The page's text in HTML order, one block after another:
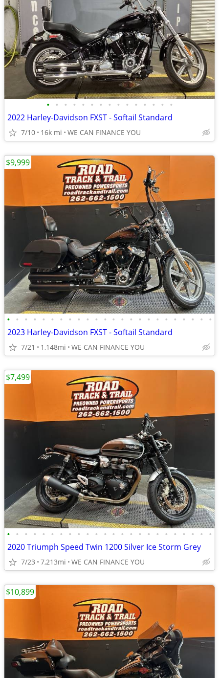
• • • • • • • • • • • • • • •
2022 Harley-Davidson FXST - Softail Standard
7/10 16k mi WE CAN FINANCE YOU
• • • • • • • • • • • • • • • • • • • • • • • •
2023 Harley-Davidson FXST - Softail Standard
7/21 1,148mi WE CAN FINANCE YOU
$9,999
• • • • • • • • • • • • • • • • • • • • • • • •
2020 Triumph Speed Twin 1200 Silver Ice Storm Grey
7/23 7,213mi WE CAN FINANCE YOU
$7,499
$10,899